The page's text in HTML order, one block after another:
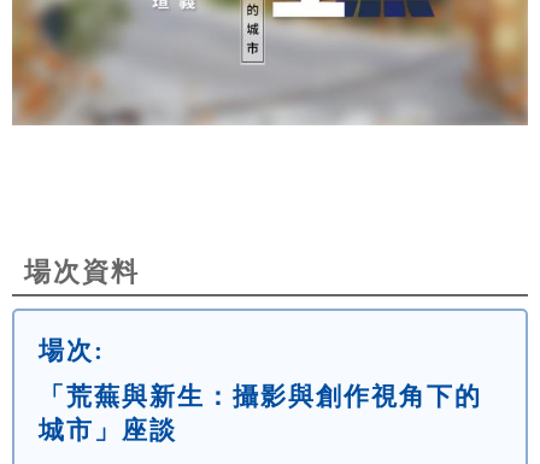
場次資料
場次:
「荒蕪與新生：攝影與創作視角下的
城市」座談